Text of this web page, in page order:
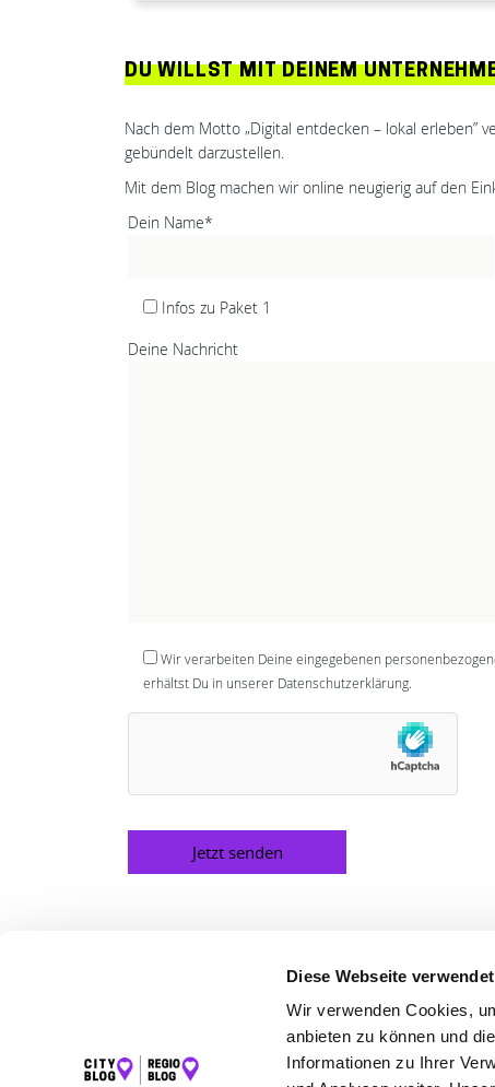
Diese Webseite
Wir verwenden Cookies,
anbieten zu können und
Informationen zu Ihrer
DU WILLST MIT DEINEM
Nach dem Motto „Digital entdecken – lokal erleben”
gebündelt darzustellen.
Mit dem Blog machen wir online neugierig auf den
Dein Name*
Infos zu Paket 1
Deine Nachricht
Wir verarbeiten Deine eingegebenen
erhältst Du in unserer Datenschutzerklärung.